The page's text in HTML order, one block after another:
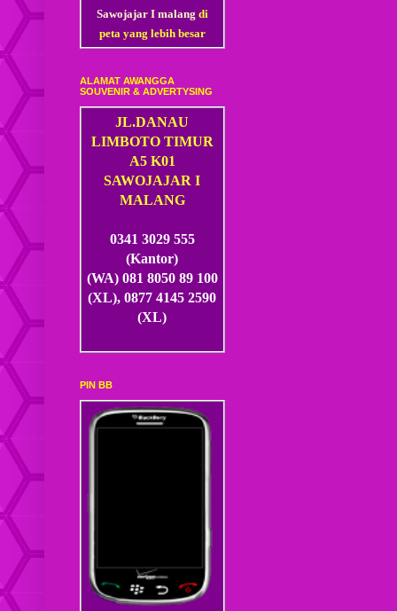
Sawojajar I malang di
peta yang lebih besar
ALAMAT AWANGGA
SOUVENIR & ADVERTYSING
JL.DANAU
LIMBOTO TIMUR
A5 K01
SAWOJAJAR I
MALANG
0341 3029 555
(Kantor)
(WA) 081 8050 89 100
(XL), 0877 4145 2590
(XL)
PIN BB